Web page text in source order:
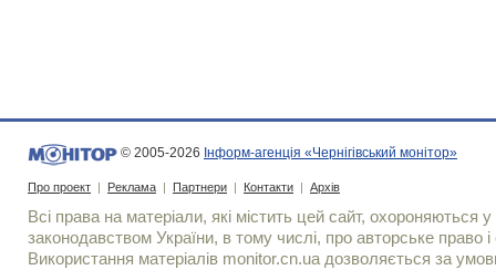
© 2005-2026 Інформ-агенція «Чернігівський монітор»
Про проект | Реклама | Партнери | Контакти | Архів
Всі права на матеріали, які містить цей сайт, охороняються у
законодавством України, в тому числі, про авторське право і
Використання матерiалiв monitor.cn.ua дозволяється за